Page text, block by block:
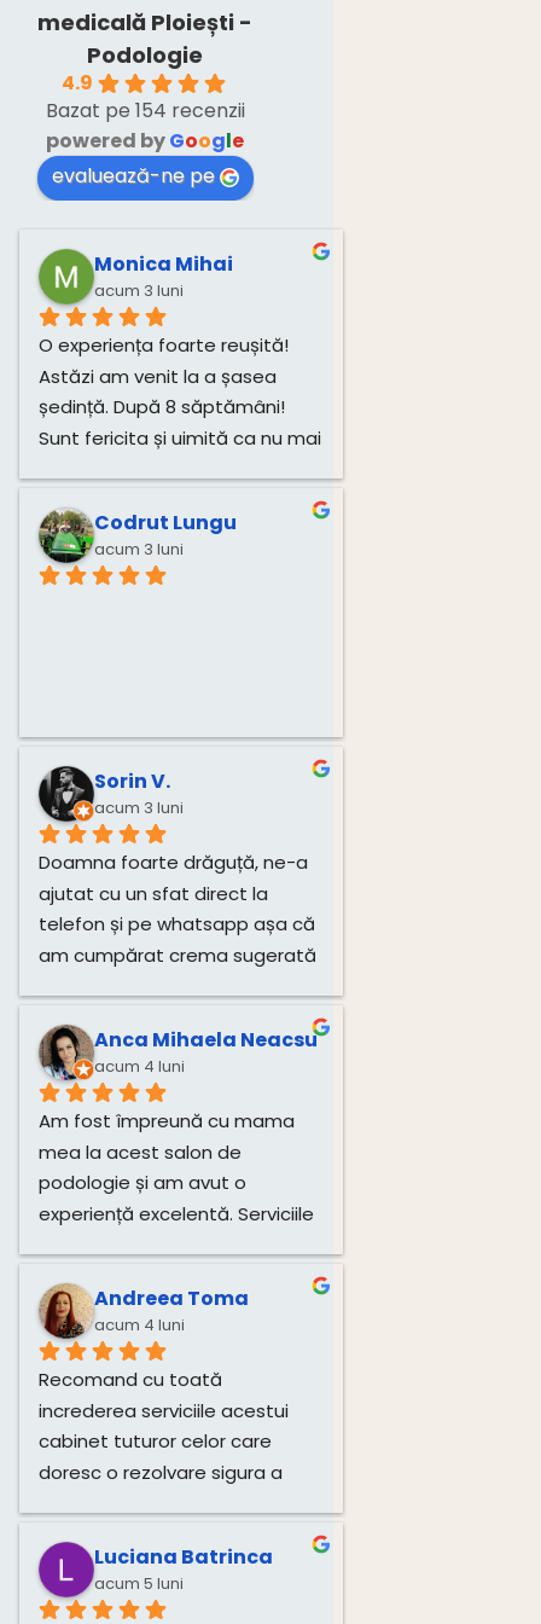
medicală Ploiești -
Podologie
4.9
Bazat pe 154 recenzii
powered byGoogle
evaluează-ne pe
Monica Mihai
acum 3 luni
O experiența foarte reușită!
Astăzi am venit la a șasea
ședință. După 8 săptămâni!
Sunt fericita și uimită ca nu mai
Codrut Lungu
acum 3 luni
Sorin V.
acum 3 luni
Doamna foarte drăguță, ne-a
ajutat cu un sfat direct la
telefon și pe whatsapp așa că
am cumpărat crema sugerată
Anca Mihaela Neacsu
acum 4 luni
Am fost împreună cu mama
mea la acest salon de
podologie și am avut o
experiență excelentă. Serviciile
impecabil, cu multă grijă și
profesionalism. Atmosfera
este plăcută, iar doamna este
deosebit de amabilă și
atentă.Recomand cu toată
încredere!
Andreea Toma
acum 4 luni
Recomand cu toată
increderea serviciile acestui
cabinet tuturor celor care
doresc o rezolvare sigura a
picioarelor. Multumim!!!
Luciana Batrinca
acum 5 luni